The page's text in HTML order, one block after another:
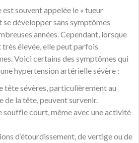
est souvent appelée le « tueur
se développer sans symptômes
années. Cependant, lorsque
élevée, elle peut parfois
Voici certains des symptômes qui
hypertension artérielle sévère :
tête sévères, particulièrement au
de la tête, peuvent survenir.
souffle court, même avec une activité
d’étourdissement, de vertige ou de